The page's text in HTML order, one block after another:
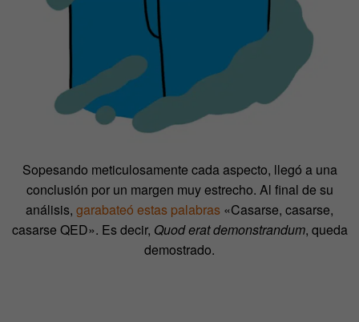
Sopesando meticulosamente cada aspecto, llegó a una
conclusión por un margen muy estrecho. Al final de su
análisis, garabateó estas palabras «Casarse, casarse,
casarse QED». Es decir, Quod erat demonstrandum, queda
demostrado.